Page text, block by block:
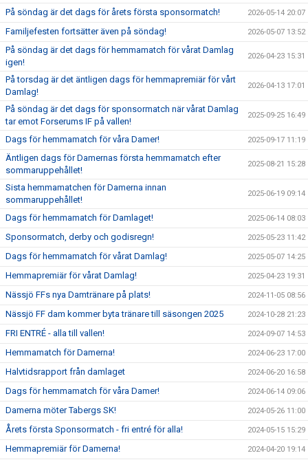
På söndag är det dags för årets första sponsormatch! 2026-05-14 20:07
Familjefesten fortsätter även på söndag! 2026-05-07 13:52
På söndag är det dags för hemmamatch för vårat Damlag
igen!
2026-04-23 15:31
På torsdag är det äntligen dags för hemmapremiär för vårt
Damlag!
2026-04-13 17:01
På söndag är det dags för sponsormatch när vårat Damlag
tar emot Forserums IF på vallen!
2025-09-25 16:49
Dags för hemmamatch för våra Damer! 2025-09-17 11:19
Äntligen dags för Damernas första hemmamatch efter
sommaruppehållet!
2025-08-21 15:28
Sista hemmamatchen för Damerna innan
sommaruppehållet!
2025-06-19 09:14
Dags för hemmamatch för Damlaget! 2025-06-14 08:03
Sponsormatch, derby och godisregn! 2025-05-23 11:42
Dags för hemmamatch för vårat Damlag! 2025-05-07 14:25
Hemmapremiär för vårat Damlag! 2025-04-23 19:31
Nässjö FFs nya Damtränare på plats! 2024-11-05 08:56
Nässjö FF dam kommer byta tränare till säsongen 2025 2024-10-28 21:23
FRI ENTRÉ - alla till vallen! 2024-09-07 14:53
Hemmamatch för Damerna! 2024-06-23 17:00
Halvtidsrapport från damlaget 2024-06-20 16:58
Dags för hemmamatch för våra Damer! 2024-06-14 09:06
Damerna möter Tabergs SK! 2024-05-26 11:00
Årets första Sponsormatch - fri entré för alla! 2024-05-15 15:29
Hemmapremiär för Damerna! 2024-04-20 19:14